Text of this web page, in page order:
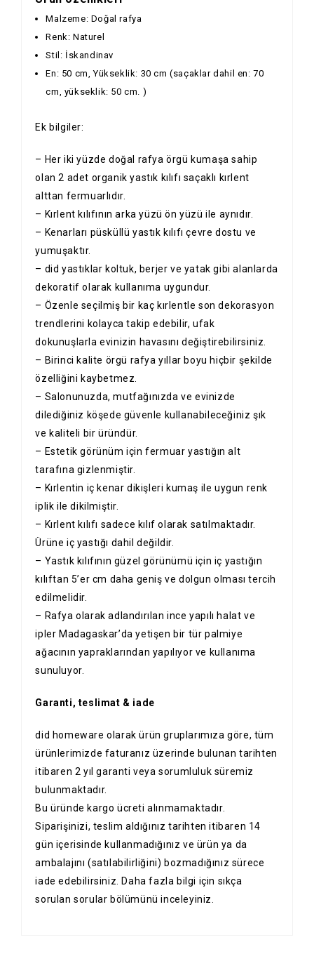
Malzeme: Doğal rafya
Renk: Naturel
Stil: İskandinav
En: 50 cm, Yükseklik: 30 cm (saçaklar dahil en: 70
cm, yükseklik: 50 cm. )
Ek bilgiler:
– Her iki yüzde doğal rafya örgü kumaşa sahip
olan 2 adet organik yastık kılıfı saçaklı kırlent
alttan fermuarlıdır.
– Kırlent kılıfının arka yüzü ön yüzü ile aynıdır.
– Kenarları püsküllü yastık kılıfı çevre dostu ve
yumuşaktır.
– did yastıklar koltuk, berjer ve yatak gibi alanlarda
dekoratif olarak kullanıma uygundur.
– Özenle seçilmiş bir kaç kırlentle son dekorasyon
trendlerini kolayca takip edebilir, ufak
dokunuşlarla evinizin havasını değiştirebilirsiniz.
– Birinci kalite örgü rafya yıllar boyu hiçbir şekilde
özelliğini kaybetmez.
– Salonunuzda, mutfağınızda ve evinizde
dilediğiniz köşede güvenle kullanabileceğiniz şık
ve kaliteli bir üründür.
– Estetik görünüm için fermuar yastığın alt
tarafına gizlenmiştir.
– Kırlentin iç kenar dikişleri kumaş ile uygun renk
iplik ile dikilmiştir.
– Kırlent kılıfı sadece kılıf olarak satılmaktadır.
Ürüne iç yastığı dahil değildir.
– Yastık kılıfının güzel görünümü için iç yastığın
kılıftan 5’er cm daha geniş ve dolgun olması tercih
edilmelidir.
– Rafya olarak adlandırılan ince yapılı halat ve
ipler Madagaskar’da yetişen bir tür palmiye
ağacının yapraklarından yapılıyor ve kullanıma
sunuluyor.
Garanti, teslimat & iade
did homeware olarak ürün gruplarımıza göre, tüm
ürünlerimizde faturanız üzerinde bulunan tarihten
itibaren 2 yıl garanti veya sorumluluk süremiz
bulunmaktadır.
Bu üründe kargo ücreti alınmamaktadır.
Siparişinizi, teslim aldığınız tarihten itibaren 14
gün içerisinde kullanmadığınız ve ürün ya da
ambalajını (satılabilirliğini) bozmadığınız sürece
iade edebilirsiniz. Daha fazla bilgi için sıkça
sorulan sorular bölümünü inceleyiniz.